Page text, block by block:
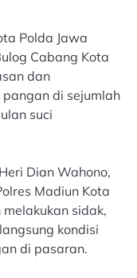
Polda Jawa
Cabang Kota
dan
di sejumlah
suci
Dian Wahono,
Madiun Kota
sidak,
kondisi
di pasaran.